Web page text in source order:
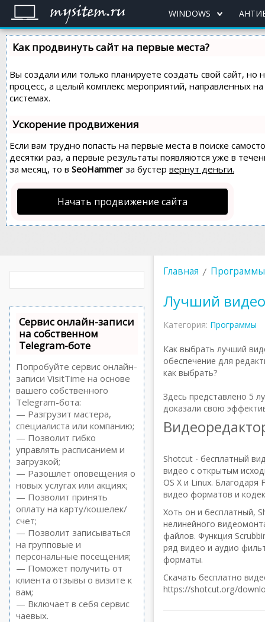
WINDOWS
Как продвинуть сайт на первые места?
Вы создали или только планируете создать свой сайт,
процесс, а целый комплекс мероприятий, направленных
системах.
Ускорение продвижения
Если вам трудно попасть на первые места в поиске
десятки раз, а первые результаты появляются уже в
за месяц, то в SeoHammer за бустер вернут деньги.
Начать продвижение сайта
Главная Программы
Лучший
Категория: Программы
Как выбрать лучший
обеспечение для
как выбрать?
Здесь представлено 5
доказали свою
Shotcut - бесплатный
видео с открытым
OS X и Linux.
видео форматов и
Хоть он и бесплатный,
нелинейного
файлов. Функция
ряд видео и аудио
форматы.
Скачать бесплатно
https://shotcut.org/
Сервис онлайн-записи
на собственном
Telegram-боте
Попробуйте сервис онлайн-
записи VisitTime на основе
вашего собственного
Telegram-бота:
— Разгрузит мастера,
специалиста или компанию;
— Позволит гибко
управлять расписанием и
загрузкой;
— Разошлет оповещения о
новых услугах или акциях;
— Позволит принять
оплату на карту/кошелек/
счет;
— Позволит записываться
на групповые и
персональные посещения;
— Поможет получить от
клиента отзывы о визите к
вам;
— Включает в себя сервис
чаевых.